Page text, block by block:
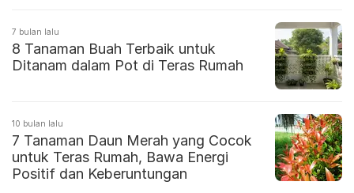
7 bulan lalu
8 Tanaman Buah Terbaik untuk
Ditanam dalam Pot di Teras Rumah
10 bulan lalu
7 Tanaman Daun Merah yang Cocok
untuk Teras Rumah, Bawa Energi
Positif dan Keberuntungan